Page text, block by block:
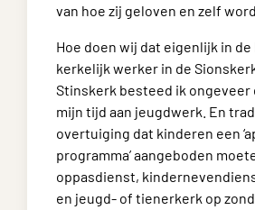
van hoe zij geloven en zelf
Hoe doen wij dat eigenlijk in de
kerkelijk werker in de
Stinskerk besteed ik ongeveer
mijn tijd aan jeugdwerk. En
overtuiging dat kinderen een
programma’ aangeboden
oppasdienst,
en jeugd- of tienerkerk op